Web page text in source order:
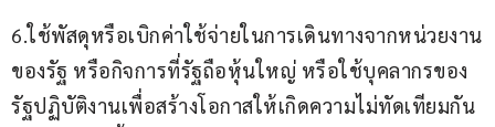
6.ใช้พัสดุหรือเบิกค่าใช้จ่ายในการเดินทางจากหน่วยงาน
ของรัฐ หรือกิจการที่รัฐถือหุ้นใหญ่ หรือใช้บุคลากรของ
รัฐปฏิบัติงานเพื่อสร้างโอกาสให้เกิดความไม่ทัดเทียมกัน